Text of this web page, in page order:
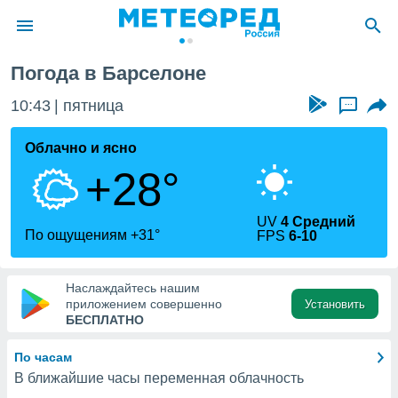
о
Вы можете
к этому
доступ
Погода в Барселоне
10:43 пятница ...
Облачно и ясно
+28°
По ощущениям +31°
UV4 Средний
FPS6-10
Наслаждайтесь нашим
приложением совершенно
БЕСПЛАТНО
Установить
По часам
В ближайшие часы переменная облачность